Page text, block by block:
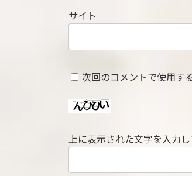
サイト
次回のコメントで使用す
上に表示された文字を入力し